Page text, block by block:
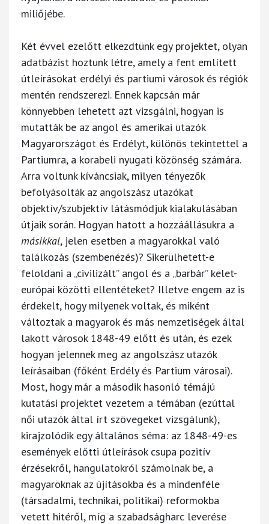
miliőjébe.
Két évvel ezelőtt elkezdtünk egy projektet, olyan
adatbázist hoztunk létre, amely a fent említett
útleírásokat erdélyi és partiumi városok és régiók
mentén rendszerezi. Ennek kapcsán már
könnyebben lehetett azt vizsgálni, hogyan is
mutatták be az angol és amerikai utazók
Magyarországot és Erdélyt, különös tekintettel a
Partiumra, a korabeli nyugati közönség számára.
Arra voltunk kíváncsiak, milyen tényezők
befolyásolták az angolszász utazókat
objektív/szubjektív látásmódjuk kialakulásában
útjaik során. Hogyan hatott a hozzáállásukra a
másikkal, jelen esetben a magyarokkal való
találkozás (szembenézés)? Sikerülhetett-e
feloldani a „civilizált” angol és a „barbár” kelet-
európai közötti ellentéteket? Illetve engem az is
érdekelt, hogy milyenek voltak, és miként
változtak a magyarok és más nemzetiségek által
lakott városok 1848-49 előtt és után, és ezek
hogyan jelennek meg az angolszász utazók
leírásaiban (főként Erdély és Partium városai).
Most, hogy már a második hasonló témájú
kutatási projektet vezetem a témában (ezúttal
női utazók által írt szövegeket vizsgálunk),
kirajzolódik egy általános séma: az 1848-49-es
események előtti útleírások csupa pozitív
érzésekről, hangulatokról számolnak be, a
magyaroknak az újításokba és a mindenféle
(társadalmi, technikai, politikai) reformokba
vetett hitéről, míg a szabadságharc leverése